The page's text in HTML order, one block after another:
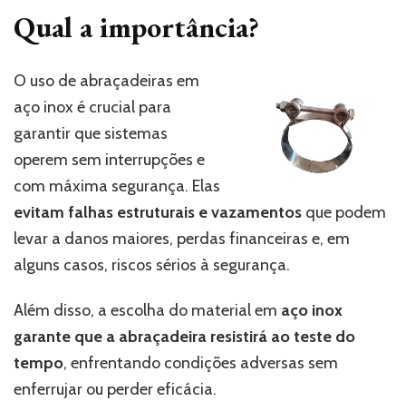
Qual a importância?
O uso de abraçadeiras em
aço inox é crucial para
garantir que sistemas
operem sem interrupções e
com máxima segurança. Elas
evitam falhas estruturais e vazamentos que podem
levar a danos maiores, perdas financeiras e, em
alguns casos, riscos sérios à segurança.
Além disso, a escolha do material em aço inox
garante que a abraçadeira resistirá ao teste do
tempo, enfrentando condições adversas sem
enferrujar ou perder eficácia.